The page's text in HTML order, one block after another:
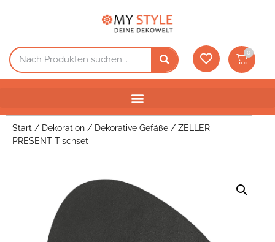
0
Start / Dekoration / Dekorative Gefäße / ZELLER
PRESENT Tischset